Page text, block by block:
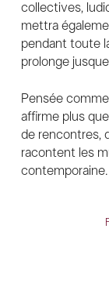
collectives,
mettra
pendant toute
prolonge
Pensée
affirme plus
de rencontres,
racontent les
contemporaine.